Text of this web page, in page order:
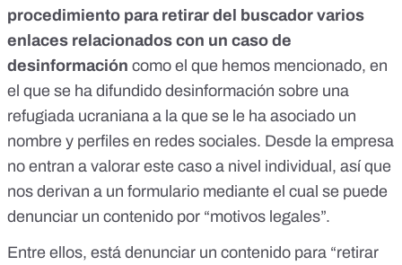
procedimiento para retirar del buscador varios
enlaces relacionados con un caso de
desinformación como el que hemos mencionado, en
el que se ha difundido desinformación sobre una
refugiada ucraniana a la que se le ha asociado un
nombre y perfiles en redes sociales. Desde la empresa
no entran a valorar este caso a nivel individual, así que
nos derivan a un formulario mediante el cual se puede
denunciar un contenido por “motivos legales”.
Entre ellos, está denunciar un contenido para “retirar